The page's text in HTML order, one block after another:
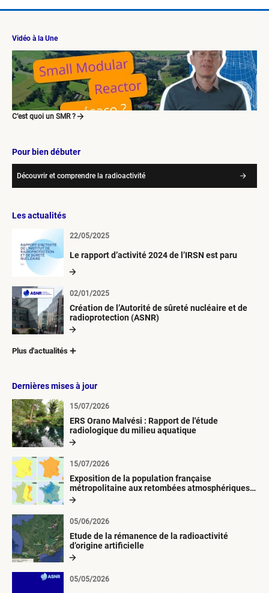
Vidéo à la Une
C’est quoi un SMR ?
Pour bien débuter
Découvrir et comprendre la radioactivité
Les actualités
Le rapport d’activité 2024 de l’IRSN est paru
22/05/2025
Création de l’Autorité de sûreté nucléaire et de
radioprotection (ASNR)
02/01/2025
Plus d'actualités
Dernières mises à jour
ERS Orano Malvési : Rapport de l'étude
radiologique du milieu aquatique
15/07/2026
Exposition de la population française
métropolitaine aux retombées atmosphériques
radioactives depuis 1945
15/07/2026
Etude de la rémanence de la radioactivité
d’origine artificielle
05/06/2026
05/05/2026